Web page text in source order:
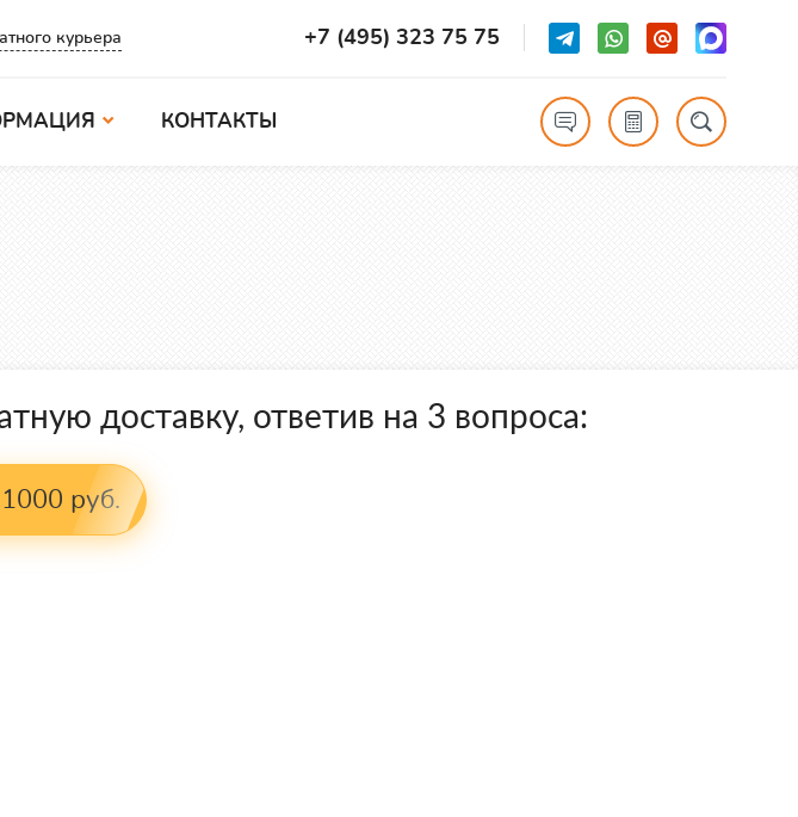
курьера +7 (495) 323 75 75
КОНТАКТЫ
доставку, ответив на 3 вопроса:
руб.